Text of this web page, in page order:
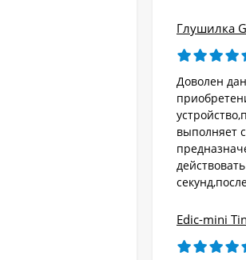
Глушилка
Доволен
выполняет
Edic-mini